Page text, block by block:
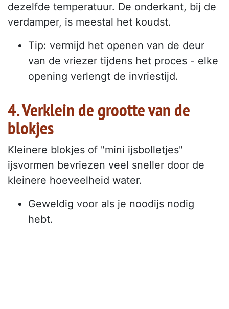
dezelfde temperatuur. De onderkant, bij de
verdamper, is meestal het koudst.
Tip: vermijd het openen van de deur
van de vriezer tijdens het proces - elke
opening verlengt de invriestijd.
4. Verklein de grootte van de
blokjes
Kleinere blokjes of "mini ijsbolletjes"
ijsvormen bevriezen veel sneller door de
kleinere hoeveelheid water.
Geweldig voor als je noodijs nodig
hebt.